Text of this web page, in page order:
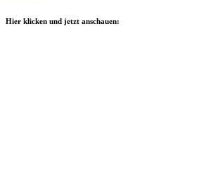
Hier klicken und jetzt anschauen: